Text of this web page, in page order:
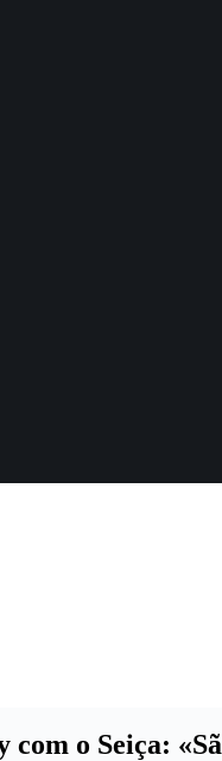
com o Seiça: